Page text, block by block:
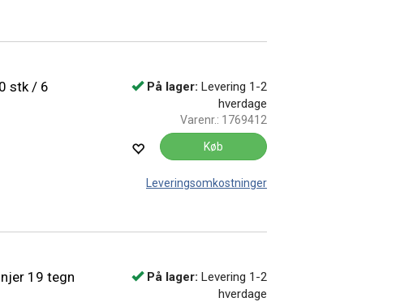
stk / 6
På lager: Levering 1-2
hverdage
Varenr.: 1769412
Køb
Leveringsomkostninger
19 tegn På lager: Levering 1-2
hverdage